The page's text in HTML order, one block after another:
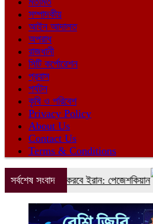
সম্পাদকীয়
আইন আদালত
অপরাধ
রাজধানী
সিটি কর্পোরেশন
প্রবাস
পর্যটন
কৃষি ও পরিবেশ
Privacy Policy
About Us
Contact Us
Terms & Conditions
সর্বশেষ সংবাদ
প্রতিহত করবে ইরান: পেজেশকিয়ান